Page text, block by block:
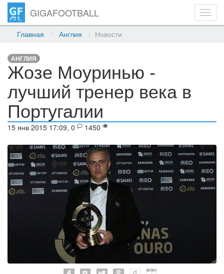
GIGAFOOTBALL
Главная Англия Новости
АНГЛИЯ
Жозе Моуринью -
лучший тренер века в
Португалии
15 янв 2015 17:09, 0 1450